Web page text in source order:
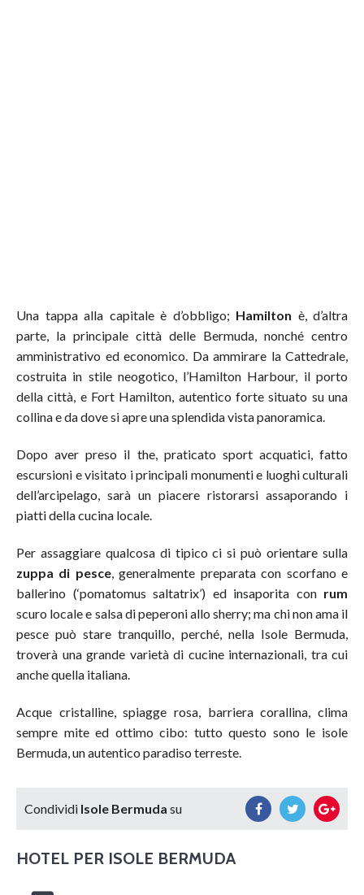
Una tappa alla capitale è d’obbligo; Hamilton è, d’altra
parte, la principale città delle Bermuda, nonché centro
amministrativo ed economico. Da ammirare la Cattedrale,
costruita in stile neogotico, l’Hamilton Harbour, il porto
della città, e Fort Hamilton, autentico forte situato su una
collina e da dove si apre una splendida vista panoramica.
Dopo aver preso il the, praticato sport acquatici, fatto
escursioni e visitato i principali monumenti e luoghi culturali
dell’arcipelago, sarà un piacere ristorarsi assaporando i
piatti della cucina locale.
Per assaggiare qualcosa di tipico ci si può orientare sulla
zuppa di pesce, generalmente preparata con scorfano e
ballerino (‘pomatomus saltatrix’) ed insaporita con rum
scuro locale e salsa di peperoni allo sherry; ma chi non ama il
pesce può stare tranquillo, perché, nella Isole Bermuda,
troverà una grande varietà di cucine internazionali, tra cui
anche quella italiana.
Acque cristalline, spiagge rosa, barriera corallina, clima
sempre mite ed ottimo cibo: tutto questo sono le isole
Bermuda, un autentico paradiso terreste.
Condividi Isole Bermuda su
HOTEL PER ISOLE BERMUDA